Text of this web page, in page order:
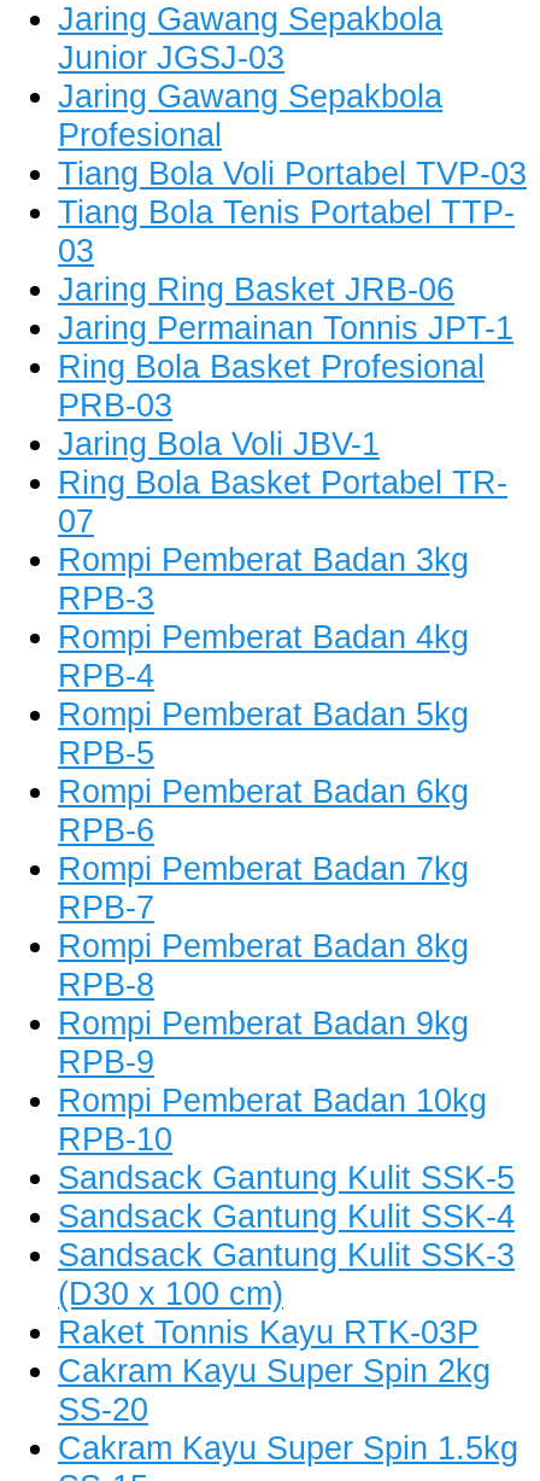
Jaring Gawang Sepakbola
Junior JGSJ-03
Jaring Gawang Sepakbola
Profesional
Tiang Bola Voli Portabel TVP-03
Tiang Bola Tenis Portabel TTP-
03
Jaring Ring Basket JRB-06
Jaring Permainan Tonnis JPT-1
Ring Bola Basket Profesional
PRB-03
Jaring Bola Voli JBV-1
Ring Bola Basket Portabel TR-
07
Rompi Pemberat Badan 3kg
RPB-3
Rompi Pemberat Badan 4kg
RPB-4
Rompi Pemberat Badan 5kg
RPB-5
Rompi Pemberat Badan 6kg
RPB-6
Rompi Pemberat Badan 7kg
RPB-7
Rompi Pemberat Badan 8kg
RPB-8
Rompi Pemberat Badan 9kg
RPB-9
Rompi Pemberat Badan 10kg
RPB-10
Sandsack Gantung Kulit SSK-5
Sandsack Gantung Kulit SSK-4
Sandsack Gantung Kulit SSK-3
(D30 x 100 cm)
Raket Tonnis Kayu RTK-03P
Cakram Kayu Super Spin 2kg
SS-20
Cakram Kayu Super Spin 1.5kg